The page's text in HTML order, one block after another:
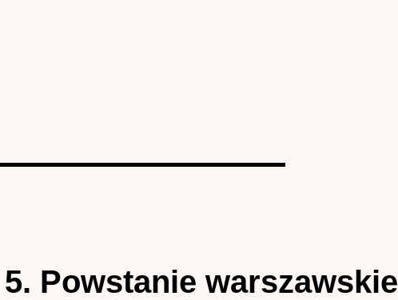
Powstanie warszawskie